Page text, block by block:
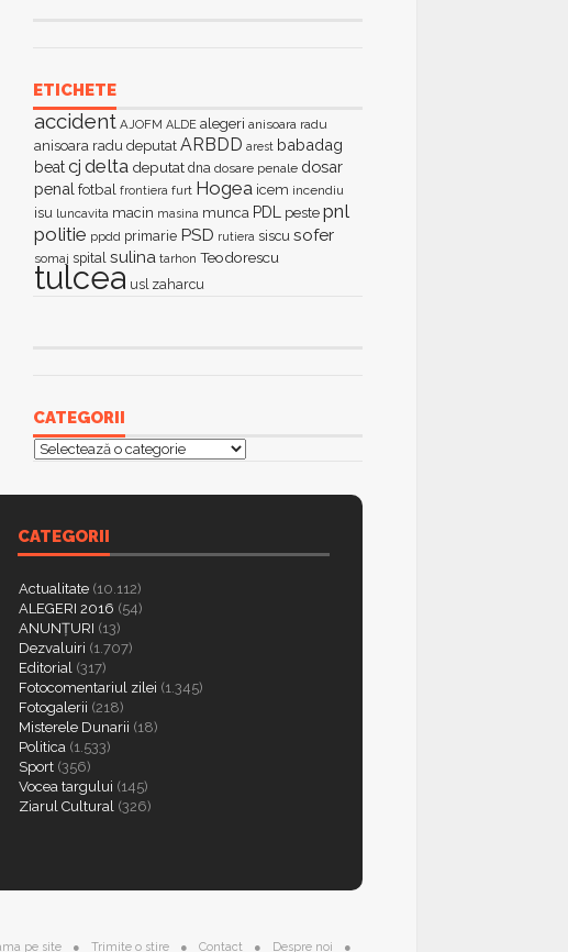
ETICHETE
accident AJOFM ALDE alegeri anisoara radu
anisoara radu deputat ARBDD arest babadag
beatcj delta deputat dna dosare penale dosar
penal fotbal frontiera furt Hogea icem incendiu
isu luncavita macin masina munca PDL peste pnl
politie ppdd primarie PSD rutiera siscu sofer
somaj spital sulina tarhon Teodorescu
tulcea usl zaharcu
CATEGORII
Categorii
CATEGORII
Actualitate (10.112)
ALEGERI 2016 (54)
ANUNȚURI (13)
Dezvaluiri (1.707)
Editorial (317)
Fotocomentariul zilei (1.345)
Fotogalerii (218)
Misterele Dunarii (18)
Politica (1.533)
Sport (356)
Vocea targului (145)
Ziarul Cultural (326)
pe site Trimite o stire Contact Despre noi